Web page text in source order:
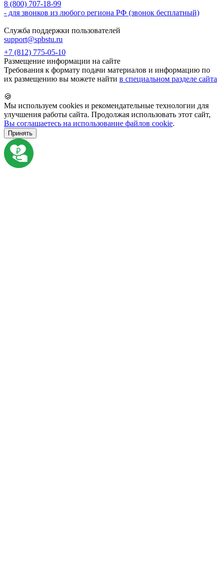
8 (800) 707-18-99
- для звонков из любого региона РФ (звонок бесплатный)
Служба поддержки пользователей
support@spbstu.ru
+7 (812) 775-05-10
Размещение информации на сайте
Требования к формату подачи материалов и информацию по
их размещению вы можете найти в специальном разделе сайта
🍪
Мы используем cookies и рекомендательные технологии для
улучшения работы сайта. Продолжая использовать этот сайт,
Вы соглашаетесь на использование файлов cookie.
Принять